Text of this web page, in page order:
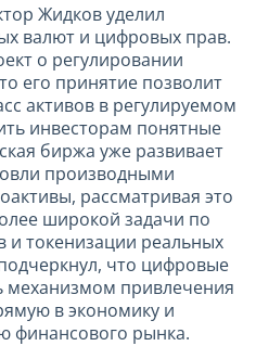
Жидков уделил
валют и цифровых прав.
о регулировании
его принятие позволит
активов в регулируемом
инвесторам понятные
биржа уже развивает
производными
рассматривая это
широкой задачи по
токенизации реальных
что цифровые
механизмом привлечения
в экономику и
финансового рынка.